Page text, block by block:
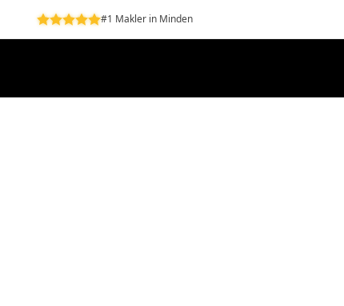
#1 Makler in Minden